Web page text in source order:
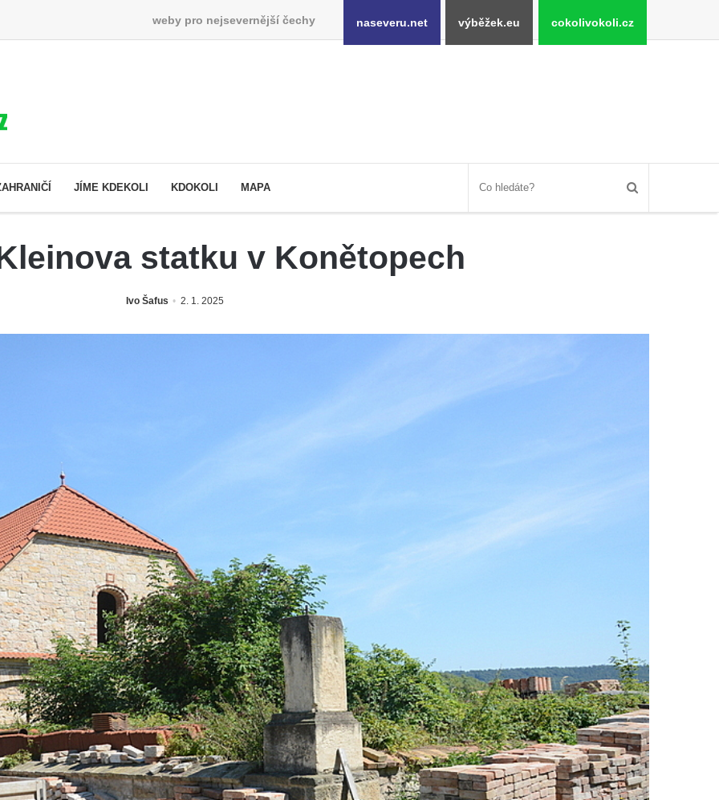
weby pro nejsevernější čechy naseveru.net výběžek.eu cokolivokoli.cz
JÍME KDEKOLI KDOKOLI MAPA
statku v Konětopech
Ivo Šafus 2. 1. 2025